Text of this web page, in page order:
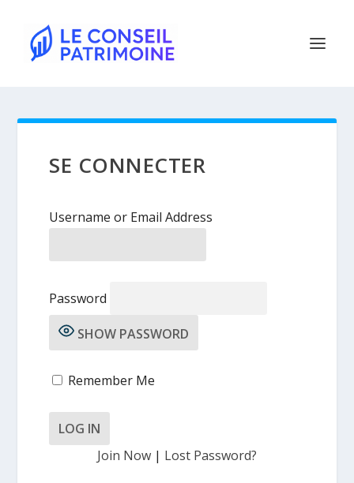
SE CONNECTER
Username or Email Address
Password
SHOW PASSWORD
Remember Me
Join Now | Lost Password?